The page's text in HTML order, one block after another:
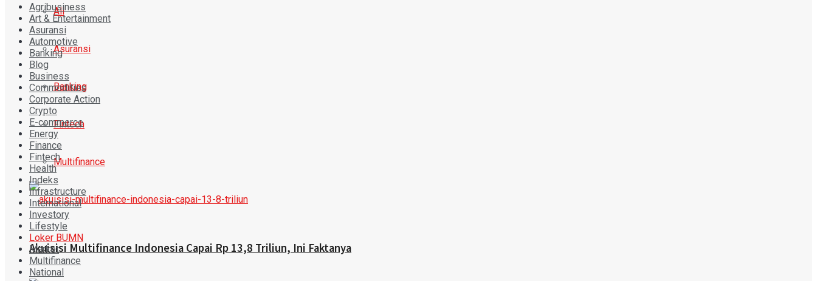
All
Asuransi
Banking
Fintech
Multifinance
Akuisisi Multifinance Indonesia Capai Rp 13,8 Triliun, Ini Faktanya
Agribusiness
Art & Entertainment
Asuransi
Automotive
Banking
Blog
Business
Commodities
Corporate Action
Crypto
E-commerce
Energy
Finance
Fintech
Health
Indeks
Infrastructure
International
Investory
Lifestyle
Loker BUMN
Market
Multifinance
National